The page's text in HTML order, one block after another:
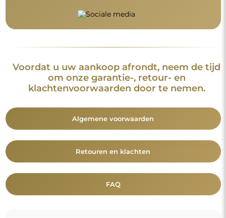
Voordat u uw aankoop afrondt, neem de tijd
om onze garantie-, retour- en
klachtenvoorwaarden door te nemen.
Algemene voorwaarden
Retouren en klachten
FAQ